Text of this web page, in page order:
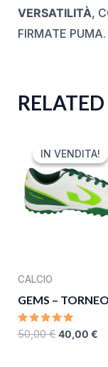
VERSATILITÀ,
FIRMATE PUMA.
IN VENDITA!
IN VENDITA!
CALCIO
GEMS –
RATED
50,00€
PRICE
WAS:
50,00 €.
40,00 €
IS: